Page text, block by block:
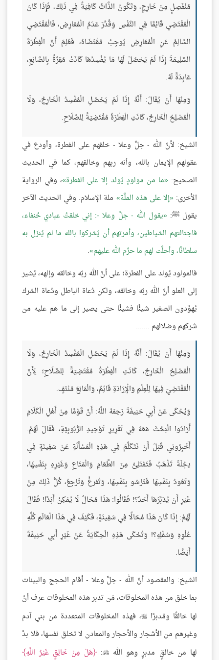
مُنْفَصِلٍ مِنْ خَارِجٍ، وَتَكُونُ الذَّاتُ كَافِيَةً فِي ذَلِكَ، فَإِذَا كَانَ
الْمُقْتَضِي قَائِمًا فِي النَّفْسِ وَقُدِّرَ عَدَمُ الْمُعَارِضِ، فَالْمُقْتَضِي
السَّالِمُ عَنِ الْمُعَارِضِ يُوجِبُ مُقْتَضَاهُ، فَعُلِمَ أَنَّ الْفِطْرَةَ
السَّلِيمَةَ إِذَا لَمْ يَحْصُلْ لَهَا مَا يُفْسِدُهَا كَانَتْ مُقِرَّةً بِالصَّانِعِ،
عَابِدَةً لَهُ.
وَمِنْهَا أَنْ يُقَالَ: أَنَّهُ إِذَا لَمْ يَحْصُلِ الْمُفْسِدُ الْخَارِجُ، وَلَا
الْمُصْلِحُ الْخَارِجُ، كَانَتِ الْفِطْرَةُ مُقْتَضِيَةً لِلصَّلَاحِ.
الشيخ: لأنَّ الله - جلَّ وعلا - خلقهم على الفطرة، وأودع في
عقولهم الإيمان بالله، وأنه ربهم وخالقهم، كما في الحديث
الصحيح: ما من مولودٍ يُولد إلا على الفطرة ، وفي الرواية
الأخرى: إلا على هذه الملَّة ملة الإسلام. وفي الحديث الآخر
يقول ﷺ: يقول الله - جلَّ وعلا -: إني خلقتُ عبادي حُنفاء،
فاجتالتهم الشياطين، وأمرتهم أن يُشركوا بالله ما لم يُنزل به
سلطانًا، وأحلَّت لهم ما حرَّم الله عليهم .
فالمولود يُولد على الفطرة؛ على أنَّ الله ربّه وخالقه وإلهه، يُشير
إلى العلو أنَّ الله ربّه وخالقه، ولكن دُعاة الباطل ودُعاة الشرك
يُهوِّدون الصغير شيئًا فشيئًا حتى يصير إلى ما هم عليه من
شركهم وضلالهم .......
وَمِنْهَا أَنْ يُقَالَ: أَنَّهُ إِذَا لَمْ يَحْصُلِ الْمُفْسِدُ الْخَارِجُ، وَلَا
الْمُصْلِحُ الْخَارِجُ، كَانَتِ الْفِطْرَةُ مُقْتَضِيَةً لِلصَّلَاحِ؛ لِأَنَّ
الْمُقْتَضِيَ فِيهَا لِلْعِلْمِ وَالْإِرَادَةِ قَائِمٌ، وَالْمَانِعَ مُنْتَفٍ.
وَيُحْكَى عَنْ أَبِي حَنِيفَةَ رَحِمَهُ اللَّهُ: أَنَّ قَوْمًا مِنْ أَهْلِ الْكَلَامِ
أَرَادُوا الْبَحْثَ مَعَهُ فِي تَقْرِيرِ تَوْحِيدِ الرُّبُوبِيَّةِ، فَقَالَ لَهُمْ:
أَخْبِرُونِي قَبْلَ أَنْ نَتَكَلَّمَ فِي هَذِهِ الْمَسْأَلَةِ عَنْ سَفِينَةٍ فِي
دِجْلَةَ تَذْهَبُ فَتَمْتَلِئُ مِنَ الطَّعَامِ وَالْمَتَاعِ وَغَيْرِهِ بِنَفْسِهَا،
وَتَعُودُ بِنَفْسِهَا فَتَرْسُو بِنَفْسِهَا، وَتُفرغُ وَتَرْجِعُ، كُلُّ ذَلِكَ مِنْ
غَيْرِ أَنْ يُدَبِّرَهَا أَحَدٌ؟! فَقَالُوا: هَذَا مُحَالٌ لَا يُمْكِنُ أَبَدًا! فَقَالَ
لَهُمْ: إِذَا كَانَ هَذَا مُحَالًا فِي سَفِينَةٍ، فَكَيْفَ فِي هَذَا الْعَالَمِ كُلِّهِ
عُلْوِهِ وَسُفْلِهِ؟! وَتُحْكَى هَذِهِ الْحِكَايَةُ عَنْ غَيْرِ أَبِي حَنِيفَةَ
أَيْضًا.
الشيخ: والمقصود أنَّ الله - جلَّ وعلا - أقام الحجج والبينات
بما خلق من هذه المخلوقات، مَن تدبر هذه المخلوقات عرف أنَّ
لها خالقًا ومُدبرًا ، فهذه المخلوقات المتعددة من بني آدم
وغيرهم من الأشجار والأحجار والمعادن لا تخلق نفسها، فلا بدَّ
لها من خالقٍ مدبرٍ وهو الله
: هَلْ مِنْ خَالِقٍ غَيْرُ اللَّهِ